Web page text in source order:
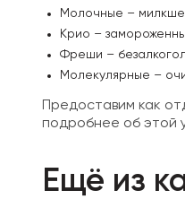
Молочные –
Крио –
Фреши –
Молекулярные –
Предоставим как
подробнее об этой
Ещё из